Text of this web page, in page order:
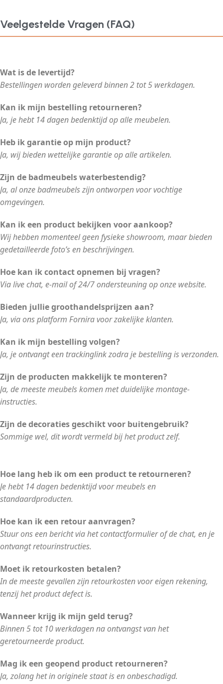
Veelgestelde Vragen (FAQ)
Wat is de levertijd?
Bestellingen worden geleverd binnen 2 tot 5 werkdagen.
Kan ik mijn bestelling retourneren?
Ja, je hebt 14 dagen bedenktijd op alle meubelen.
Heb ik garantie op mijn product?
Ja, wij bieden wettelijke garantie op alle artikelen.
Zijn de badmeubels waterbestendig?
Ja, al onze badmeubels zijn ontworpen voor vochtige
omgevingen.
Kan ik een product bekijken voor aankoop?
Wij hebben momenteel geen fysieke showroom, maar bieden
gedetailleerde foto’s en beschrijvingen.
Hoe kan ik contact opnemen bij vragen?
Via live chat, e-mail of 24/7 ondersteuning op onze website.
Bieden jullie groothandelsprijzen aan?
Ja, via ons platform Fornira voor zakelijke klanten.
Kan ik mijn bestelling volgen?
Ja, je ontvangt een trackinglink zodra je bestelling is verzonden.
Zijn de producten makkelijk te monteren?
Ja, de meeste meubels komen met duidelijke montage-
instructies.
Zijn de decoraties geschikt voor buitengebruik?
Sommige wel, dit wordt vermeld bij het product zelf.
Hoe lang heb ik om een product te retourneren?
Je hebt 14 dagen bedenktijd voor meubels en
standaardproducten.
Hoe kan ik een retour aanvragen?
Stuur ons een bericht via het contactformulier of de chat, en je
ontvangt retourinstructies.
Moet ik retourkosten betalen?
In de meeste gevallen zijn retourkosten voor eigen rekening,
tenzij het product defect is.
Wanneer krijg ik mijn geld terug?
Binnen 5 tot 10 werkdagen na ontvangst van het
geretourneerde product.
Mag ik een geopend product retourneren?
Ja, zolang het in originele staat is en onbeschadigd.